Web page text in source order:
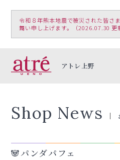
令和８年熊本地震で被災された皆さ
舞い申し上げます。（2026.07.30 更
アトレ上野
Shop News
🐼パンダパフェ